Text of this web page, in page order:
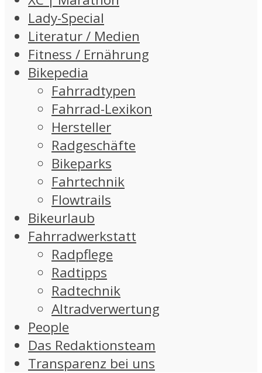
Lady-Special
Literatur / Medien
Fitness / Ernährung
Bikepedia
Fahrradtypen
Fahrrad-Lexikon
Hersteller
Radgeschäfte
Bikeparks
Fahrtechnik
Flowtrails
Bikeurlaub
Fahrradwerkstatt
Radpflege
Radtipps
Radtechnik
Altradverwertung
People
Das Redaktionsteam
Transparenz bei uns